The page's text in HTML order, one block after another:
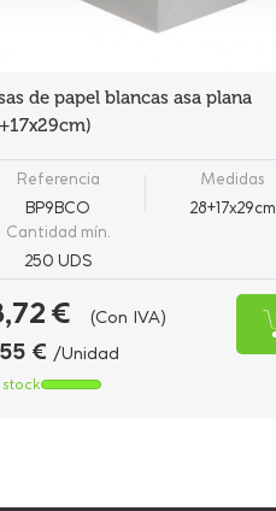
de papel blancas asa plana
Referencia
BP9BCO
Medidas
28+17x29cm
Cantidad mín.
250 UDS
€ (Con IVA)
€ /Unidad
stock